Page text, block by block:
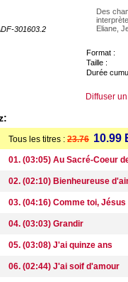
301603.2
Des
Eliane,
Format :
Taille :
Durée
Diffuser
Tous les titres : 23.76 10.99
01. (03:05) Au Sacré-Coeur
02. (02:10) Bienheureuse
03. (04:16) Comme toi,
04. (03:03) Grandir
05. (03:08) J'ai quinze ans
06. (02:44) J'ai soif d'amour